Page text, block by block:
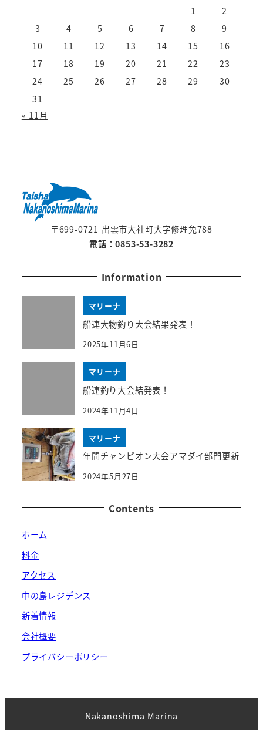
1
2
3
4 5 6 7 8
9
10
11 12 13 14 15
16
17
18 19 20 21 22
23
24
25 26 27 28 29
30
31
« 11月
〒699-0721 出雲市大社町大字修理免788
電話：0853-53-3282
Information
マリーナ
船連大物釣り大会結果発表！
2025年11月6日
マリーナ
船連釣り大会結発表！
2024年11月4日
マリーナ
年間チャンピオン大会アマダイ部門更新
2024年5月27日
Contents
ホーム
料金
アクセス
中の島レジデンス
新着情報
会社概要
プライバシーポリシー
Nakanoshima Marina